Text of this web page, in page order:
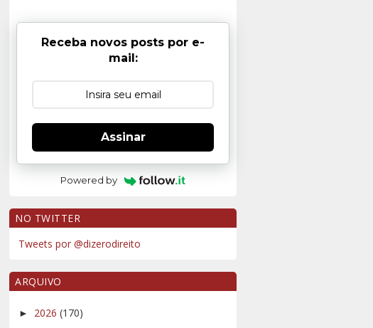
Receba novos posts por e-
mail:
Assinar
Powered by
NO TWITTER
Tweets por @dizerodireito
ARQUIVO
► 2026 (170)